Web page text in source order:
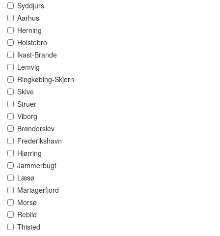
Syddjurs
Aarhus
Herning
Holstebro
Ikast-Brande
Lemvig
Ringkøbing-Skjern
Skive
Struer
Viborg
Brønderslev
Frederikshavn
Hjørring
Jammerbugt
Læsø
Mariagerfjord
Morsø
Rebild
Thisted